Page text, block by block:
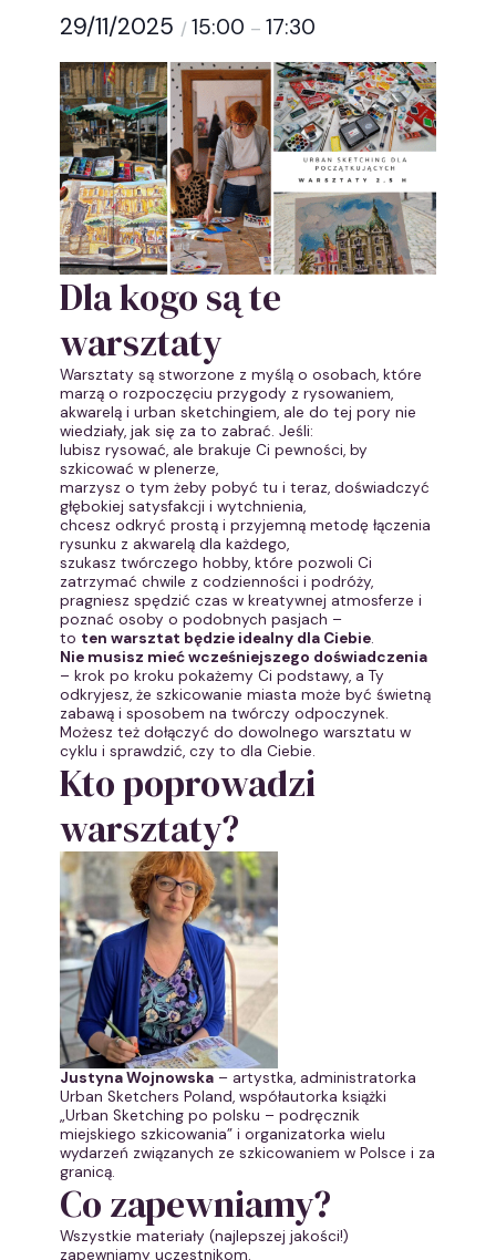
29/11/2025 / 15:00 – 17:30
Dla kogo są te
warsztaty
Warsztaty są stworzone z myślą o osobach, które
marzą o rozpoczęciu przygody z rysowaniem,
akwarelą i urban sketchingiem, ale do tej pory nie
wiedziały, jak się za to zabrać. Jeśli:
lubisz rysować, ale brakuje Ci pewności, by
szkicować w plenerze,
marzysz o tym żeby pobyć tu i teraz, doświadczyć
głębokiej satysfakcji i wytchnienia,
chcesz odkryć prostą i przyjemną metodę łączenia
rysunku z akwarelą dla każdego,
szukasz twórczego hobby, które pozwoli Ci
zatrzymać chwile z codzienności i podróży,
pragniesz spędzić czas w kreatywnej atmosferze i
poznać osoby o podobnych pasjach –
to ten warsztat będzie idealny dla Ciebie.
Nie musisz mieć wcześniejszego doświadczenia
– krok po kroku pokażemy Ci podstawy, a Ty
odkryjesz, że szkicowanie miasta może być świetną
zabawą i sposobem na twórczy odpoczynek.
Możesz też dołączyć do dowolnego warsztatu w
cyklu i sprawdzić, czy to dla Ciebie.
Kto poprowadzi
warsztaty?
Justyna Wojnowska– artystka, administratorka
Urban Sketchers Poland, współautorka książki
„Urban Sketching po polsku – podręcznik
miejskiego szkicowania” i organizatorka wielu
wydarzeń związanych ze szkicowaniem w Polsce i za
granicą.
Co zapewniamy?
Wszystkie materiały (najlepszej jakości!)
zapewniamy uczestnikom.